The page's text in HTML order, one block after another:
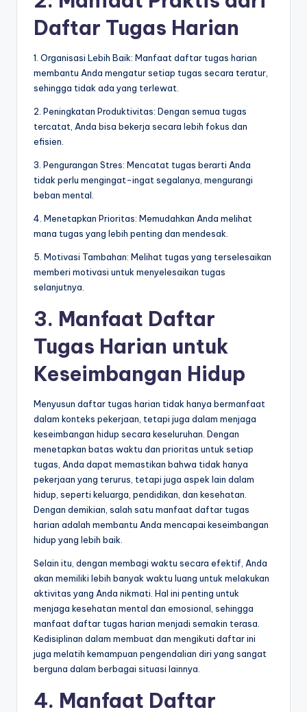
Daftar Tugas Harian
1. Organisasi Lebih Baik: Manfaat daftar tugas harian
membantu Anda mengatur setiap tugas secara teratur,
sehingga tidak ada yang terlewat.
2. Peningkatan Produktivitas: Dengan semua tugas
tercatat, Anda bisa bekerja secara lebih fokus dan
efisien.
3. Pengurangan Stres: Mencatat tugas berarti Anda
tidak perlu mengingat-ingat segalanya, mengurangi
beban mental.
4. Menetapkan Prioritas: Memudahkan Anda melihat
mana tugas yang lebih penting dan mendesak.
5. Motivasi Tambahan: Melihat tugas yang terselesaikan
memberi motivasi untuk menyelesaikan tugas
selanjutnya.
3. Manfaat Daftar
Tugas Harian untuk
Keseimbangan Hidup
Menyusun daftar tugas harian tidak hanya bermanfaat
dalam konteks pekerjaan, tetapi juga dalam menjaga
keseimbangan hidup secara keseluruhan. Dengan
menetapkan batas waktu dan prioritas untuk setiap
tugas, Anda dapat memastikan bahwa tidak hanya
pekerjaan yang terurus, tetapi juga aspek lain dalam
hidup, seperti keluarga, pendidikan, dan kesehatan.
Dengan demikian, salah satu manfaat daftar tugas
harian adalah membantu Anda mencapai keseimbangan
hidup yang lebih baik.
Selain itu, dengan membagi waktu secara efektif, Anda
akan memiliki lebih banyak waktu luang untuk melakukan
aktivitas yang Anda nikmati. Hal ini penting untuk
menjaga kesehatan mental dan emosional, sehingga
manfaat daftar tugas harian menjadi semakin terasa.
Kedisiplinan dalam membuat dan mengikuti daftar ini
juga melatih kemampuan pengendalian diri yang sangat
berguna dalam berbagai situasi lainnya.
4. Manfaat Daftar